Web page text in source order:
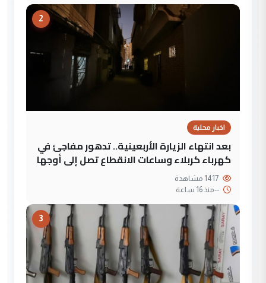
2
اخبار محلية
بعد انتهاء الزيارة الأربعينية.. تدهور مفاجئ في
كهرباء كربلاء وساعات الانقطاع تصل إلى أوجها
--منذ 16 ساعة
3